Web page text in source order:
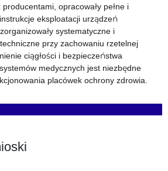
opracowały pełne i
eksploatacji urządzeń
systematyczne i
przy zachowaniu rzetelnej
ciągłości i bezpieczeństwa
medycznych jest niezbędne
placówek ochrony zdrowia.